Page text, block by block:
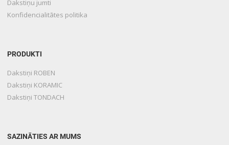
Dakstiņu jumti
Konfidencialitātes politika
PRODUKTI
Dakstiņi ROBEN
Dakstiņi KORAMIC
Dakstiņi TONDACH
SAZINĀTIES AR MUMS